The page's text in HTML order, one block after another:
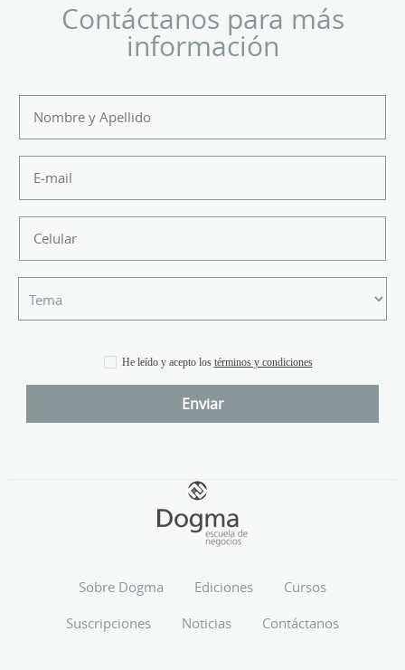
Contáctanos para más
información
He leído y acepto los términos y condiciones
Sobre Dogma Ediciones
Cursos
Suscripciones
Noticias Contáctanos